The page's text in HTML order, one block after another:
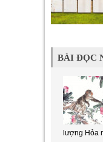
BÀI ĐỌC
lượng Hỏa